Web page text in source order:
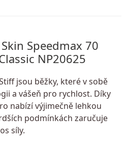
Speedmax 70
NP20625
jsou běžky, které v sobě
a vášeň pro rychlost. Díky
nabízí výjimečně lehkou
podmínkách zaručuje
síly.